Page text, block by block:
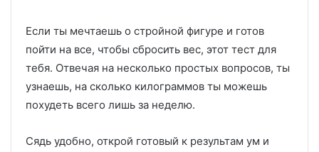
Если ты мечтаешь о стройной фигуре и готов
пойти на все, чтобы сбросить вес, этот тест для
тебя. Отвечая на несколько простых вопросов, ты
узнаешь, на сколько килограммов ты можешь
похудеть всего лишь за неделю.
Сядь удобно, открой готовый к результам ум и